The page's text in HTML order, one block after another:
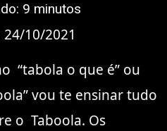
9 minutos
10/2021
“tabola o que é” ou
vou te ensinar tudo
o Taboola. Os